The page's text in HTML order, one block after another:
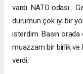
vardı. NATO odası...
durumun çok iyi bir
isterdim. Basın orada
muazzam bir birlik ve
verdi.